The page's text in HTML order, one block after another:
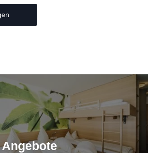
>Zimmer & Angebote
Seite teilen